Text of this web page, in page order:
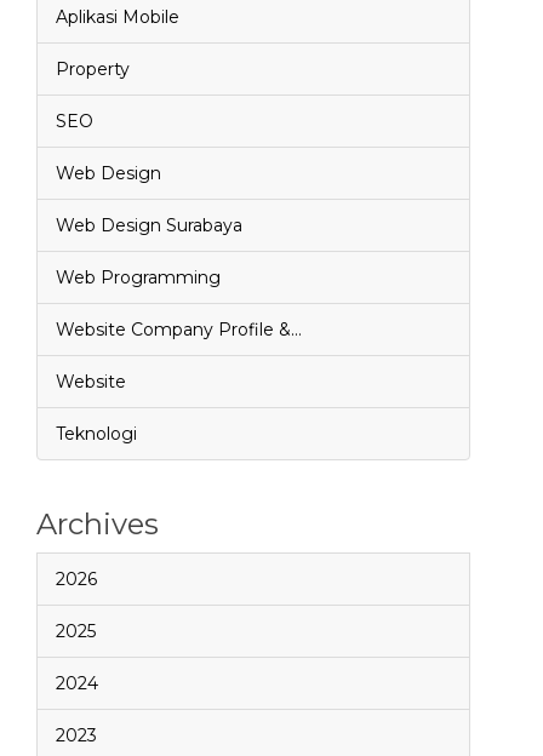
Aplikasi Mobile
Property
SEO
Web Design
Web Design Surabaya
Web Programming
Website Company Profile &…
Website
Teknologi
Archives
2026
2025
2024
2023